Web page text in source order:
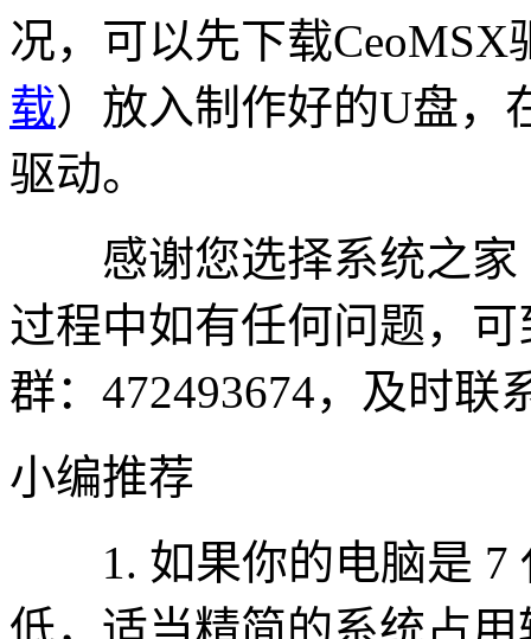
况，可以先下载
载）放入制作好的U盘，
驱动。
感谢您选择系统之家
过程中如有任何问题，
群：472493674，及时联
小编推荐
1. 如果你的电脑是 7
低，适当精简的系统占